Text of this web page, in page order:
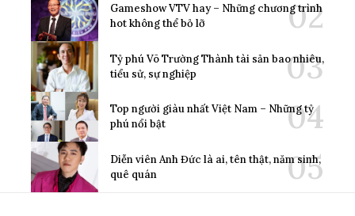
Gameshow VTV hay – Những chương trình
hot không thể bỏ lỡ
Tỷ phú Võ Trường Thành tài sản bao nhiêu,
tiểu sử, sự nghiệp
Top người giàu nhất Việt Nam – Những tỷ
phú nổi bật
Diễn viên Anh Đức là ai, tên thật, năm sinh,
quê quán